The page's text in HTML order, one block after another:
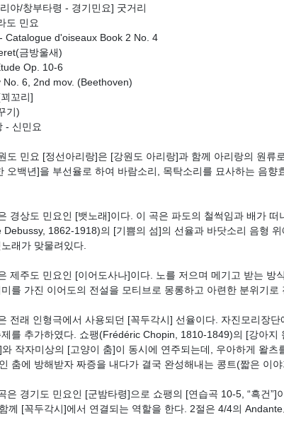
야/창부타령 - 경기민요] 굿거리
도 민요
Catalogue d'oiseaux Book 2 No. 4
금방울새)
Op. 10-6
No. 6, 2nd mov. (Beethoven)
꼬리]
기)
- 신민요
도 민요 [정선아리랑]은 [강원도 아리랑]과 함께 아리랑의 원류
오백년]을 부선율로 하여 바람소리, 목탁소리를 묘사하는 음향
경상도 민요인 [뱃노래]이다. 이 곡은 파도의 철썩임과 배가 떠
Debussy, 1862-1918)의 [기쁨의 섬]의 선율과 바닷소리 음형
래가 맞물려있다.
제주도 민요인 [이어도사나]이다. 노를 저으며 메기고 받는 방
를 가진 이어도의 전설을 모티브로 몽롱하고 아련한 분위기로
전래 인형극에서 사용되던 [꼭두각시] 선율이다. 자진모리장
를 추가하였다. 쇼팽(Frédéric Chopin, 1810-1849)의 [강아지
작자미상의 [고양이 춤]이 동시에 연주되는데, 우아하게 왈츠
춤에 방해받자 짜증을 내다가 결국 완성해내는 콩트(짧은 이야
은 경기도 민요인 [군밤타령]으로 쇼팽의 [연습곡 10-5, “흑건”]
께 [꼭두각시]에서 연결되는 역할을 한다. 2절은 4/4의 Andante